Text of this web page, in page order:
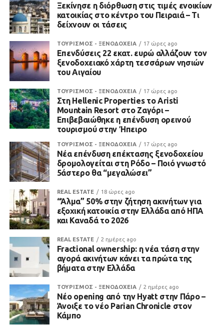
Ξεκίνησε η διόρθωση στις τιμές ενοικίων
κατοικίας στο κέντρο του Πειραιά – Τι
δείχνουν οι τάσεις
ΤΟΥΡΙΣΜΟΣ - ΞΕΝΟΔΟΧΕΙΑ 17 ώρες ago
Επενδύσεις 22 εκατ. ευρώ αλλάζουν τον
ξενοδοχειακό χάρτη τεσσάρων νησιών
του Αιγαίου
ΤΟΥΡΙΣΜΟΣ - ΞΕΝΟΔΟΧΕΙΑ 17 ώρες ago
Στη Hellenic Properties το Aristi
Mountain Resort στο Ζαγόρι –
Επιβεβαιώθηκε η επένδυση ορεινού
τουρισμού στην Ήπειρο
ΤΟΥΡΙΣΜΟΣ - ΞΕΝΟΔΟΧΕΙΑ 17 ώρες ago
Νέα επένδυση επέκτασης ξενοδοχείου
δρομολογείται στη Ρόδο – Ποιό γνωστό
5άστερο θα “μεγαλώσει”
REAL ESTATE 18 ώρες ago
“Άλμα” 50% στην ζήτηση ακινήτων για
εξοχική κατοικία στην Ελλάδα από ΗΠΑ
και Καναδά το 2026
REAL ESTATE 2 ημέρες ago
Fractional ownership: η νέα τάση στην
αγορά ακινήτων κάνει τα πρώτα της
βήματα στην Ελλάδα
ΤΟΥΡΙΣΜΟΣ - ΞΕΝΟΔΟΧΕΙΑ 2 ημέρες ago
Νέο opening από την Hyatt στην Πάρο –
Άνοιξε το νέο Parian Chronicle στον
Κάμπο